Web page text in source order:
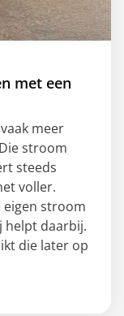
met een
meer
stroom
steeds
voller.
stroom
helpt daarbij.
die later op